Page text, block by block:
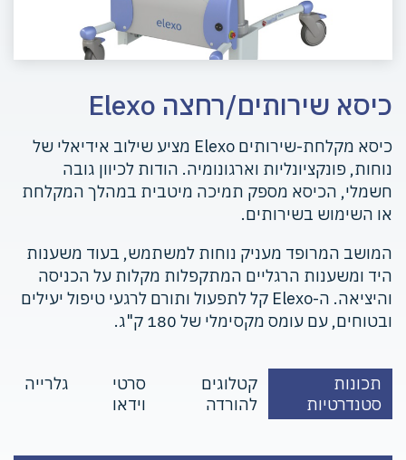
כיסא שירותים/רחצה Elexo
כיסא מקלחת-שירותים Elexo מציע שילוב אידיאלי של
נוחות, פונקציונליות וארגונומיה. הודות לכיוון גובה
חשמלי, הכיסא מספק תמיכה מיטבית במהלך המקלחת
או השימוש בשירותים.
המושב המרופד מעניק נוחות למשתמש, בעוד משענות
היד ומשענות הרגליים המתקפלות מקלות על הכניסה
והיציאה. ה-Elexo קל לתפעול ותורם לרגעי טיפול יעילים
ובטוחים, עם עומס מקסימלי של 180 ק"ג.
תכונות
סטנדרטיות
קטלוגים
להורדה
סרטי
וידאו
גלרייה